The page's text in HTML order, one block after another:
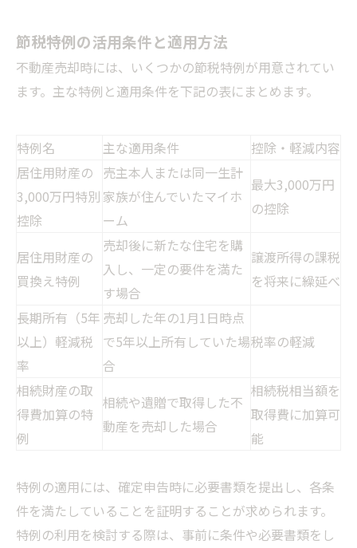
節税特例の活用条件と適用方法
不動産売却時には、いくつかの節税特例が用意されてい
ます。主な特例と適用条件を下記の表にまとめます。
特例名 主な適用条件
控除・軽減内容
居住用財産の
3,000万円特別
控除
売主本人または同一生計
家族が住んでいたマイホ
ーム
最大3,000万円
の控除
居住用財産の
買換え特例
売却後に新たな住宅を購
入し、一定の要件を満た
す場合
譲渡所得の課税
を将来に繰延べ
長期所有（5年
以上）軽減税
率
売却した年の1月1日時点
で5年以上所有していた場
合
税率の軽減
相続財産の取
得費加算の特
例
相続や遺贈で取得した不
動産を売却した場合
相続税相当額を
取得費に加算可
能
特例の適用には、確定申告時に必要書類を提出し、各条
件を満たしていることを証明することが求められます。
特例の利用を検討する際は、事前に条件や必要書類をし